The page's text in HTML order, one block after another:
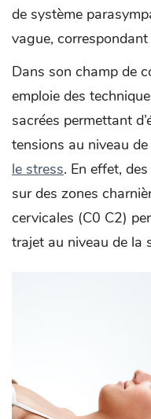
de système
vague,
Dans son champ de
emploie des
sacrées permettant
tensions au niveau
le stress. En effet,
sur des zones
cervicales (C0 C2)
trajet au niveau de la